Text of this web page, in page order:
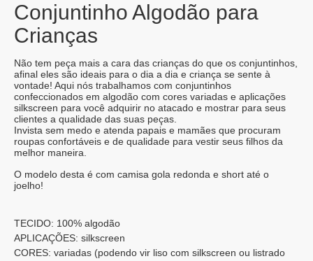
Conjuntinho Algodão para
Crianças
Não tem peça mais a cara das crianças do que os conjuntinhos,
afinal eles são ideais para o dia a dia e criança se sente à
vontade! Aqui nós trabalhamos com conjuntinhos
confeccionados em algodão com cores variadas e aplicações
silkscreen para você adquirir no atacado e mostrar para seus
clientes a qualidade das suas peças.
Invista sem medo e atenda papais e mamães que procuram
roupas confortáveis e de qualidade para vestir seus filhos da
melhor maneira.
O modelo desta é com camisa gola redonda e short até o
joelho!
TECIDO: 100% algodão
APLICAÇÕES: silkscreen
CORES: variadas (podendo vir liso com silkscreen ou listrado